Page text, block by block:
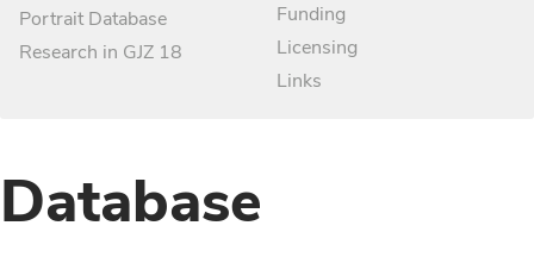
Portrait Database
Research in GJZ 18
Funding
Licensing
Links
Database